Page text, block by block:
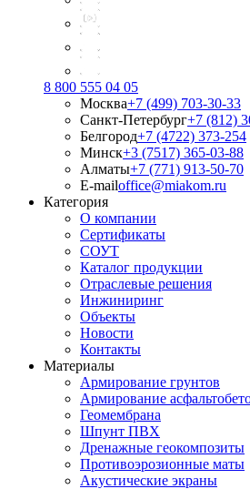
8 800 555 04 05
Москва+7 (499) 703-30-33
Санкт-Петербург+7 (812)
Белгород+7 (4722) 373-254
Минск+3 (7517) 365-03-88
Алматы+7 (771) 913-50-70
E-mailoffice@miakom.ru
Категория
О компании
Сертификаты
СОУТ
Каталог продукции
Отраслевые решения
Инжиниринг
Объекты
Новости
Контакты
Материалы
Армирование грунтов
Армирование
Геомембрана
Шпунт ПВХ
Дренажные геокомпозиты
Противоэрозионные маты
Акустические экраны